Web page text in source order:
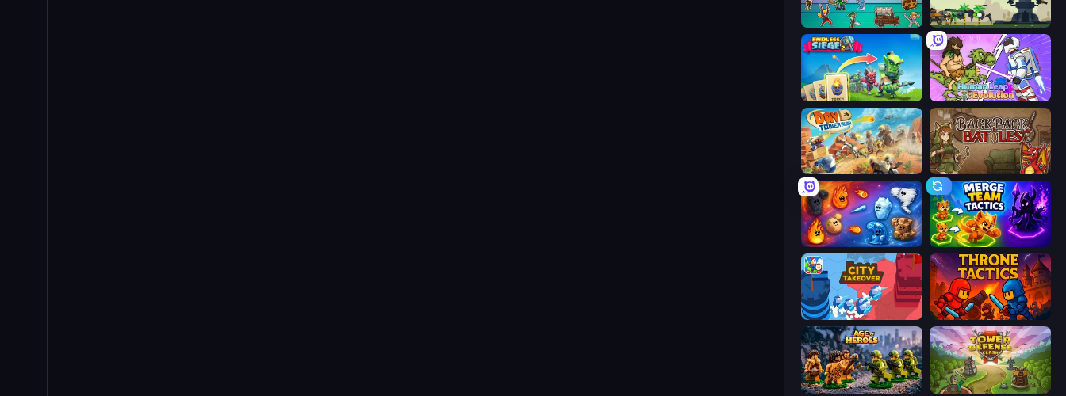
Tavern Rumble: Roguelike Card Iron Towers Alliance
Endless Siege 2 Human Leap: Evolution
Day D Tower Rush Backpack Battles
Elemental Merge Merge Team Tactics
City Takeover Throne Tactics
Age of Heroes Tower Defense Clash